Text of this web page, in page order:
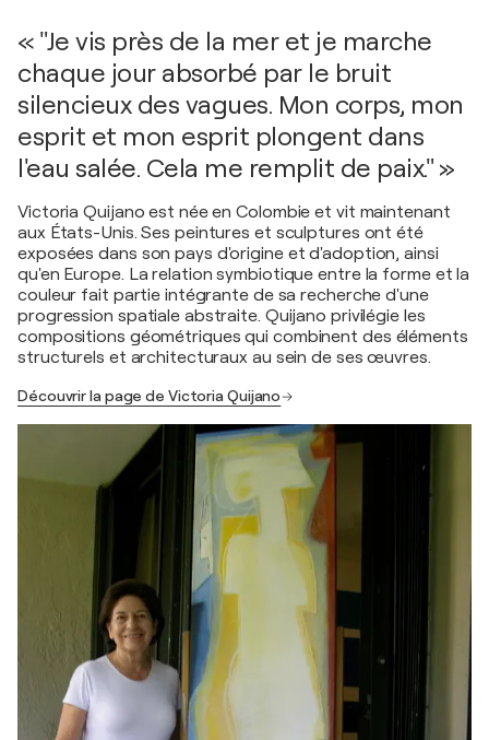
« "Je vis près de la mer et je marche
chaque jour absorbé par le bruit
silencieux des vagues. Mon corps, mon
esprit et mon esprit plongent dans
l'eau salée. Cela me remplit de paix." »
Victoria Quijano est née en Colombie et vit maintenant
aux États-Unis. Ses peintures et sculptures ont été
exposées dans son pays d'origine et d'adoption, ainsi
qu'en Europe. La relation symbiotique entre la forme et la
couleur fait partie intégrante de sa recherche d'une
progression spatiale abstraite. Quijano privilégie les
compositions géométriques qui combinent des éléments
structurels et architecturaux au sein de ses œuvres.
Découvrir la page de Victoria Quijano